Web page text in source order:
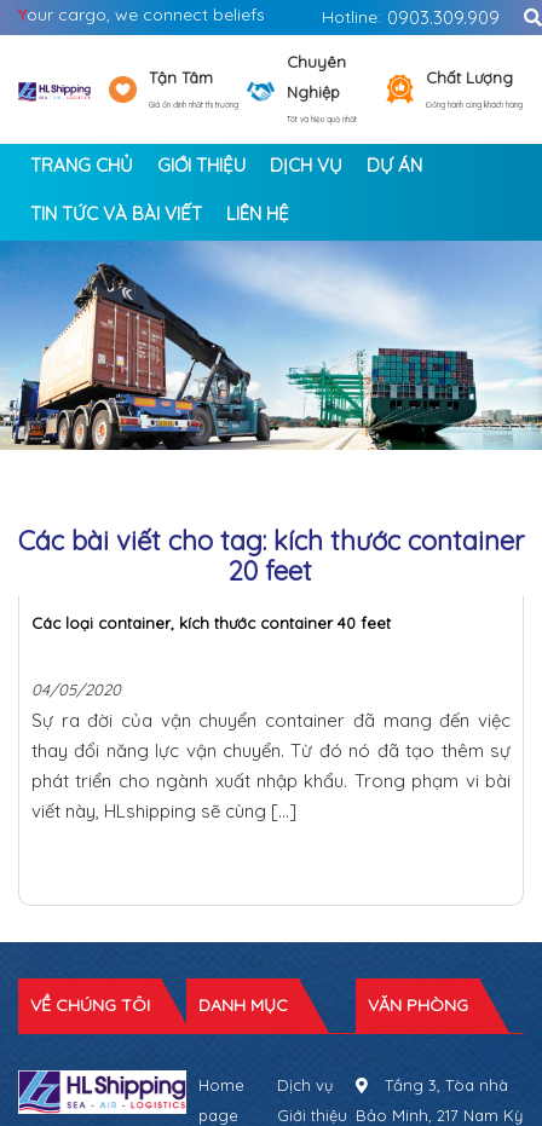
Your cargo, we connect beliefs Hotline: 0903.309.909
Tận Tâm
Giá ổn định nhất thị trường
Chuyên
Nghiệp
Tốt và hiệu quả nhất
Chất Lượng
Đồng hành cùng khách hàng
TRANG CHỦ GIỚI THIỆU DỊCH VỤ DỰ ÁN
TIN TỨC VÀ BÀI VIẾT LIÊN HỆ
< >
Các bài viết cho tag: kích thước container
20 feet
Các loại container, kích thước container 40 feet
04/05/2020
Sự ra đời của vận chuyển container đã mang đến việc
thay đổi năng lực vận chuyển. Từ đó nó đã tạo thêm sự
phát triển cho ngành xuất nhập khẩu. Trong phạm vi bài
viết này, HLshipping sẽ cùng […]
VỀ CHÚNG TÔI DANH MỤC
Home
page
Dịch vụ
Giới thiệu
VĂN PHÒNG
Tầng 3, Tòa nhà
Bảo Minh, 217 Nam Kỳ